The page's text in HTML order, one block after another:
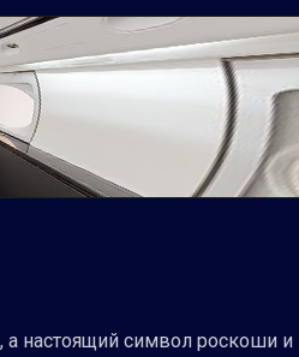
настоящий символ роскоши и